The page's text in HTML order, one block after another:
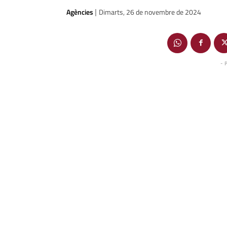
Agències | Dimarts, 26 de novembre de 2024
-